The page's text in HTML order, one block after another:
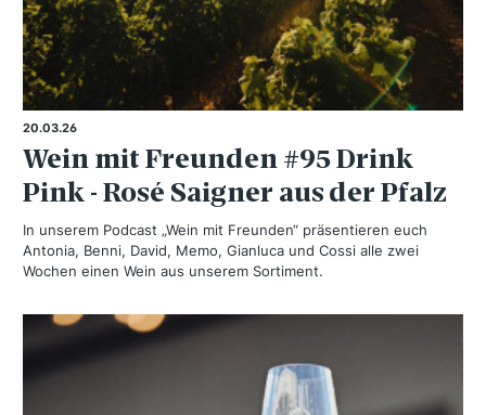
20.03.26
Wein mit Freunden #95 Drink
Pink - Rosé Saigner aus der Pfalz
In unserem Podcast „Wein mit Freunden“ präsentieren euch
Antonia, Benni, David, Memo, Gianluca und Cossi alle zwei
Wochen einen Wein aus unserem Sortiment.